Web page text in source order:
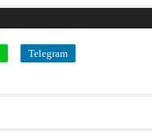
Telegram